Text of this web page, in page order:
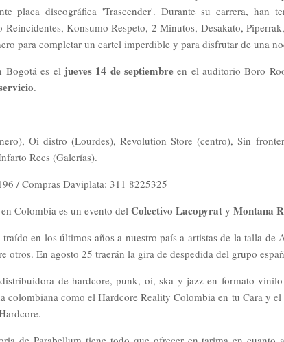
placa discográfica 'Trascender'. Durante su carrera, han
Reincidentes, Konsumo Respeto, 2 Minutos, Desakato,
para completar un cartel imperdible y para disfrutar de una
Bogotá es el jueves 14 de septiembre en el auditorio Boro
.
Oi distro (Lourdes), Revolution Store (centro), Sin
Recs (Galerías).
/ Compras Daviplata: 311 8225325
Colombia es un evento delColectivo Lacopyrat y Montana
traído en los últimos años a nuestro país a artistas de la talla de
otros. En agosto 25 traerán la gira de despedida del grupo
de hardcore, punk, oi, ska y jazz en formato
colombiana como el Hardcore Reality Colombia en tu Cara y